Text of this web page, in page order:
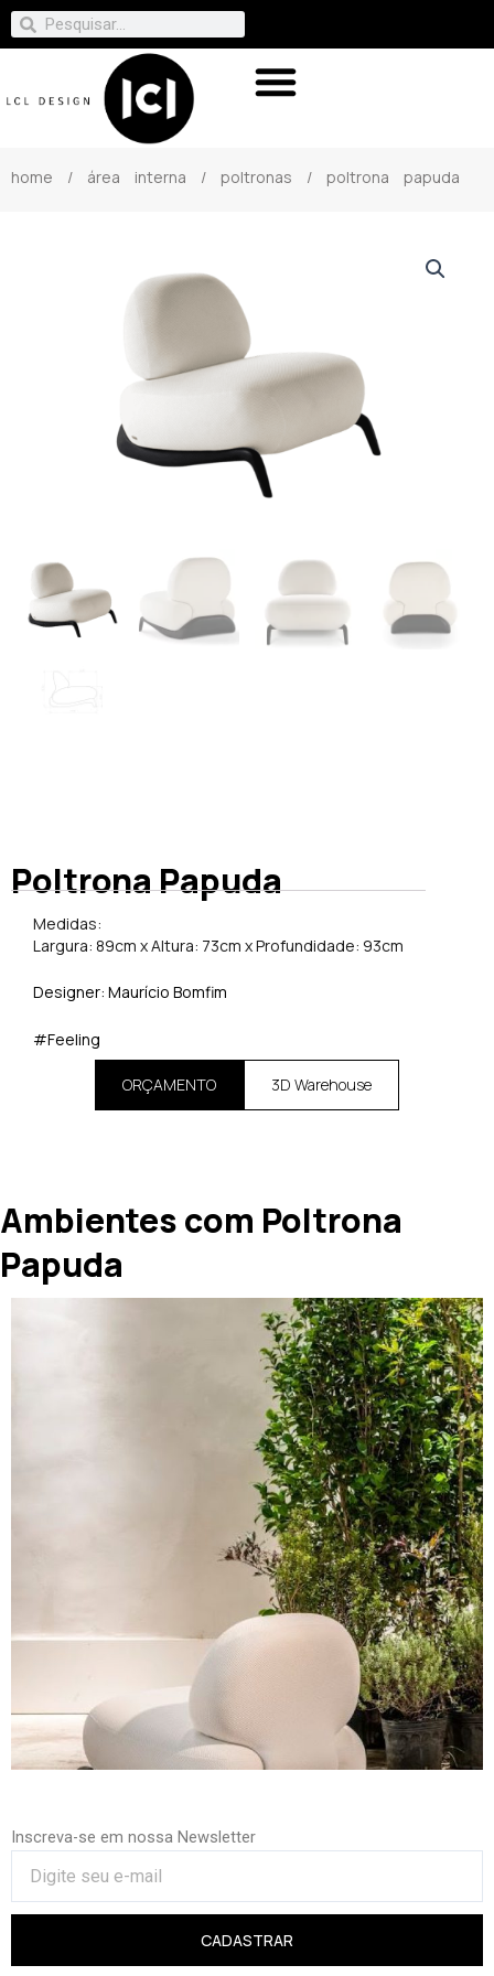
home / área interna / poltronas / poltrona papuda
Poltrona Papuda
Medidas:
Largura: 89cm x Altura: 73cm x Profundidade: 93cm
Designer: Maurício Bomfim
#Feeling
ORÇAMENTO 3D Warehouse
Ambientes com Poltrona
Papuda
Inscreva-se em nossa Newsletter
CADASTRAR